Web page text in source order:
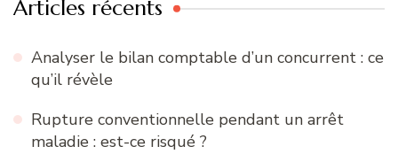
Articles récents
Analyser le bilan comptable d’un concurrent : ce
qu’il révèle
Rupture conventionnelle pendant un arrêt
maladie : est-ce risqué ?